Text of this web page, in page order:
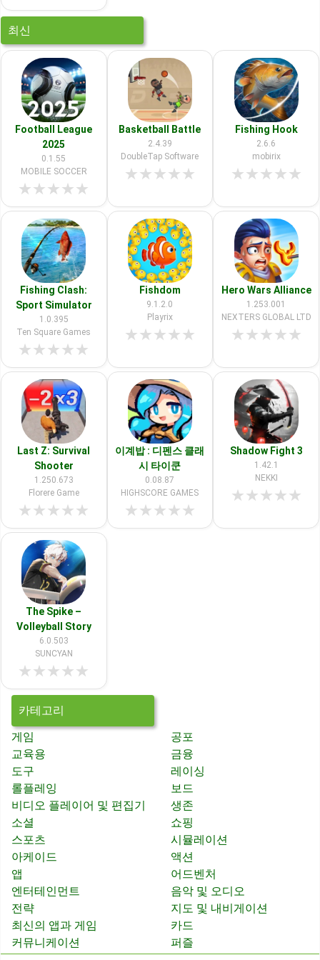
최신
Football League
2025
0.1.55
MOBILE SOCCER
★★★★★
Basketball Battle
2.4.39
DoubleTap Software
★★★★★
Fishing Hook
2.6.6
mobirix
★★★★★
Fishing Clash:
Sport Simulator
1.0.395
Ten Square Games
★★★★★
Fishdom
9.1.2.0
Playrix
★★★★★
Hero Wars Alliance
1.253.001
NEXTERS GLOBAL LTD
★★★★★
Last Z: Survival
Shooter
1.250.673
Florere Game
★★★★★
이계밥 : 디펜스 클래
시 타이쿤
0.08.87
HIGHSCORE GAMES
★★★★★
Shadow Fight 3
1.42.1
NEKKI
★★★★★
The Spike –
Volleyball Story
6.0.503
SUNCYAN
★★★★★
카테고리
게임
공포
교육용
금융
도구
레이싱
롤플레잉
보드
비디오 플레이어 및 편집기
생존
소셜
쇼핑
스포츠
시뮬레이션
아케이드
액션
앱
어드벤처
엔터테인먼트
음악 및 오디오
전략
지도 및 내비게이션
최신의 앱과 게임
카드
커뮤니케이션
퍼즐